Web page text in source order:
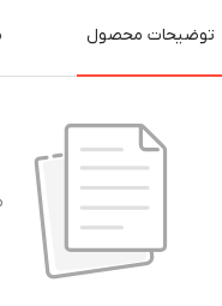
توضیحات محصول